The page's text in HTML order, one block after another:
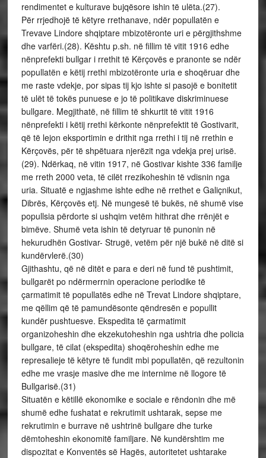
rendimentet e kulturave bujqësore ishin të ulëta.(27).
Për rrjedhojë të këtyre rrethanave, ndër popullatën e
Trevave Lindore shqiptare mbizotëronte uri e përgjithshme
dhe varfëri.(28). Kështu p.sh. në fillim të vitit 1916 edhe
nënprefekti bullgar i rrethit të Kërçovës e pranonte se ndër
popullatën e këtij rrethi mbizotëronte uria e shoqëruar dhe
me raste vdekje, por sipas tij kjo ishte si pasojë e bonitetit
të ulët të tokës punuese e jo të politikave diskriminuese
bullgare. Megjithatë, në fillim të shkurtit të vitit 1916
nënprefekti i këtij rrethi kërkonte nënprefektit të Gostivarit,
që të lejon eksportimin e drithit nga rrethi i tij në rrethin e
Kërçovës, për të shpëtuara njerëzit nga vdekja prej urisë.
(29). Ndërkaq, në vitin 1917, në Gostivar kishte 336 familje
me rreth 2000 veta, të cilët rrezikoheshin të vdisnin nga
uria. Situatë e ngjashme ishte edhe në rrethet e Galiçnikut,
Dibrës, Kërçovës etj. Në mungesë të bukës, në shumë vise
popullsia përdorte si ushqim vetëm hithrat dhe rrënjët e
bimëve. Shumë veta ishin të detyruar të punonin në
hekurudhën Gostivar- Strugë, vetëm për një bukë në ditë si
kundërvlerë.(30)
Gjithashtu, që në ditët e para e deri në fund të pushtimit,
bullgarët po ndërmerrnin operacione periodike të
çarmatimit të popullatës edhe në Trevat Lindore shqiptare,
me qëllim që të pamundësonte qëndresën e popullit
kundër pushtuesve. Ekspedita të çarmatimit
organizoheshin dhe ekzekutoheshin nga ushtria dhe policia
bullgare, të cilat (ekspedita) shoqëroheshin edhe me
represalieje të këtyre të fundit mbi popullatën, që rezultonin
edhe me vrasje masive dhe me internime në llogore të
Bullgarisë.(31)
Situatën e këtillë ekonomike e sociale e rëndonin dhe më
shumë edhe fushatat e rekrutimit ushtarak, sepse me
rekrutimin e burrave në ushtrinë bullgare dhe turke
dëmtoheshin ekonomitë familjare. Në kundërshtim me
dispozitat e Konventës së Hagës, autoritetet ushtarake